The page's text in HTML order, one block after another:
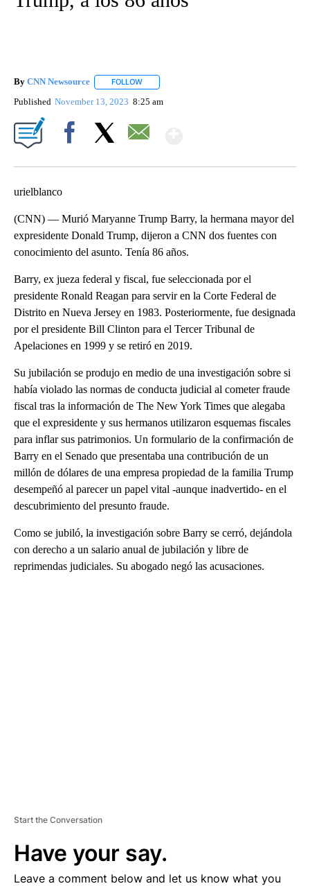
By CNN Newsource FOLLOW
Published November 13, 2023 8:25 am
urielblanco
(CNN) — Murió Maryanne Trump Barry, la hermana mayor del
expresidente Donald Trump, dijeron a CNN dos fuentes con
conocimiento del asunto. Tenía 86 años.
Barry, ex jueza federal y fiscal, fue seleccionada por el
presidente Ronald Reagan para servir en la Corte Federal de
Distrito en Nueva Jersey en 1983. Posteriormente, fue designada
por el presidente Bill Clinton para el Tercer Tribunal de
Apelaciones en 1999 y se retiró en 2019.
Su jubilación se produjo en medio de una investigación sobre si
había violado las normas de conducta judicial al cometer fraude
fiscal tras la información de The New York Times que alegaba
que el expresidente y sus hermanos utilizaron esquemas fiscales
para inflar sus patrimonios. Un formulario de la confirmación de
Barry en el Senado que presentaba una contribución de un
millón de dólares de una empresa propiedad de la familia Trump
desempeñó al parecer un papel vital -aunque inadvertido- en el
descubrimiento del presunto fraude.
Como se jubiló, la investigación sobre Barry se cerró, dejándola
con derecho a un salario anual de jubilación y libre de
reprimendas judiciales. Su abogado negó las acusaciones.
Start the Conversation
Have your say.
Leave a comment below and let us know what you